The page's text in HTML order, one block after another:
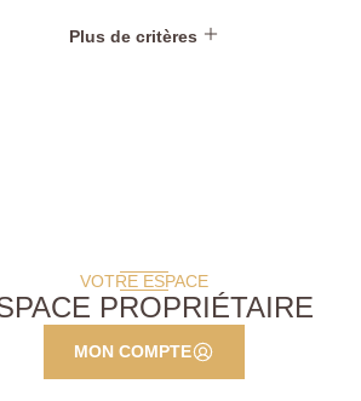
Plus de critères
VOTRE ESPACE
PROPRIÉTAIRE
MON COMPTE